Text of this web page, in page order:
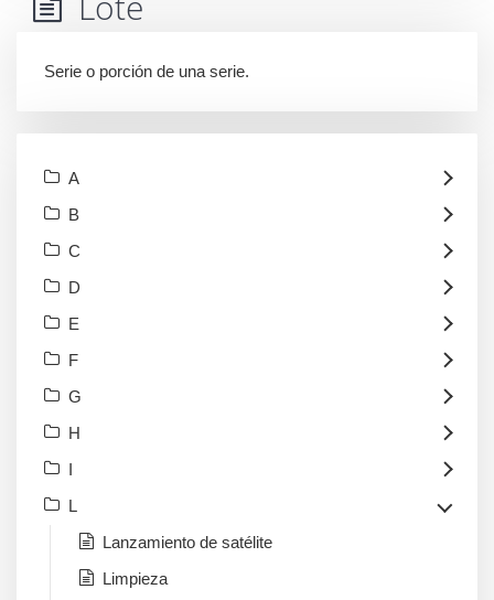
Serie o porción de una serie.
A
B
C
D
E
F
G
H
I
L
Lanzamiento de satélite
Limpieza